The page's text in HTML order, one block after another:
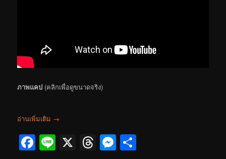
ภาพแคป (คลิกเพื่อดูขนาดจริง)
อ่านเพิ่มเติม →
Facebook
Line
X Threads
Messenger